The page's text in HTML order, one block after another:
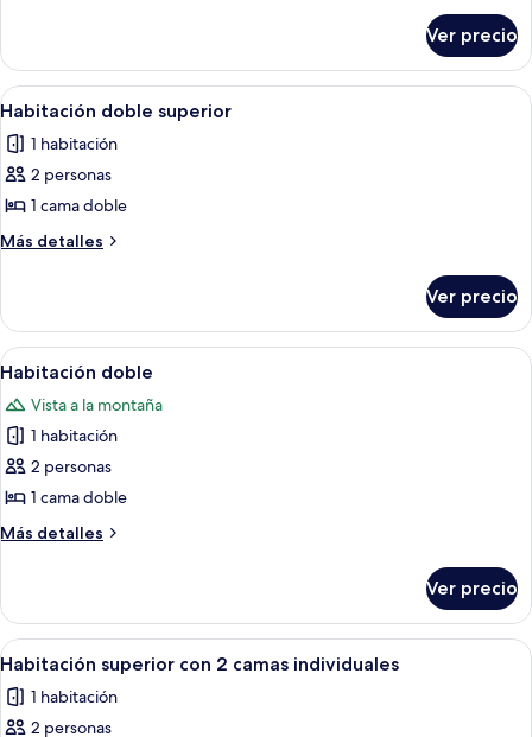
familiar
Ver precio
Abrir
todas
las
fotos
de
Habitación
Habitación de hotel con una cama
5
Habitación doble superior
1 habitación
2 personas
1 cama doble
Más detalles
Más
doble
superior
Ver precio
Abrir
todas
las
fotos
de
Habitación
doble
Habitación de hotel con una cama
6
Habitación doble
Vista a la montaña
1 habitación
2 personas
1 cama doble
Más detalles
Más
doble
Ver precio
Abrir
todas
las
Habitación de hotel con dos camas,
6
Habitación superior con 2 camas individuales
1 habitación
2 personas